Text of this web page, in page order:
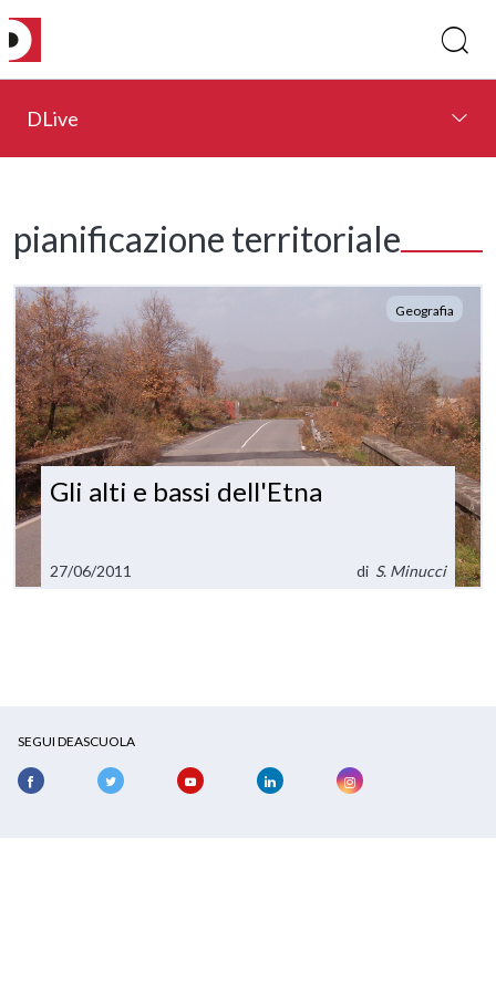
DLive
pianificazione territoriale
Geografia
Gli alti e bassi dell'Etna
27/06/2011 di S. Minucci
SEGUI DEASCUOLA